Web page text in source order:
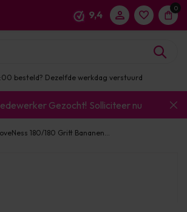
9,4
0
besteld? Dezelfde werkdag verstuurd
Gezocht! Solliciteer nu
180/180 Gritt Bananen...